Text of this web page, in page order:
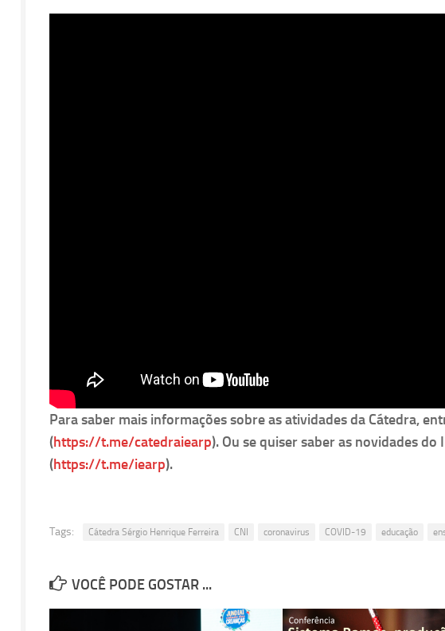
Para saber mais informações sobre as atividades da Cátedra,
(https://t.me/catedraiearp). Ou se quiser saber as novidades
(https://t.me/iearp).
Tags: Cátedra Sérgio Henrique Ferreira CNI coronavirus COVID-19 educação
VOCÊ PODE GOSTAR ...